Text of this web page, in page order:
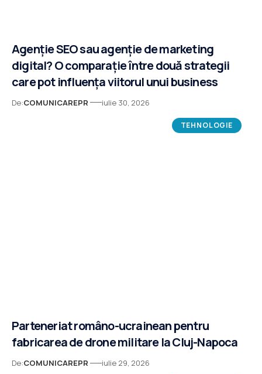
Agenție SEO sau agenție de marketing
digital? O comparație între două strategii
care pot influența viitorul unui business
De:COMUNICAREPR iulie 30, 2026
TEHNOLOGIE
Parteneriat româno-ucrainean pentru
fabricarea de drone militare la Cluj-Napoca
De:COMUNICAREPR iulie 29, 2026